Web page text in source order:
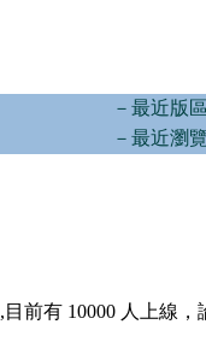
－最近版
－最近瀏
前有 10000 人上線